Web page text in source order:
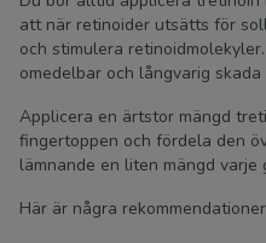
att när retinoider utsätts för
och stimulera
omedelbar och långvarig skada
Applicera en ärtstor mängd
fingertoppen och fördela den
lämnande en liten mängd varje
Här är några